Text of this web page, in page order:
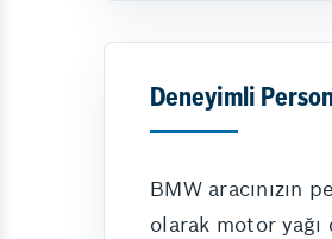
Deneyimli
BMW aracınızın
olarak motor